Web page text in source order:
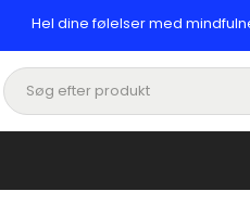
Hel dine følelser med